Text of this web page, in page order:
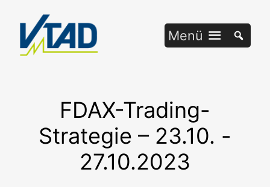
springen
Menü
FDAX-Trading-
Strategie – 23.10. -
27.10.2023